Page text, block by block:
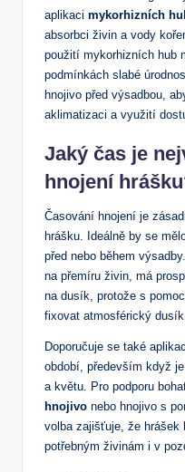
aplikaci mykorhizních
absorbci živin a vody
použití mykorhizních hub
podmínkách slabé
hnojivo před výsadbou,
aklimatizaci a využití
Jaký čas je
hnojení
Časování hnojení je
hrášku. Ideálně by se
před nebo během
na přemíru živin, má
na dusík, protože s
fixovat atmosférický dusík.
Doporučuje se také
období, především když
a květu. Pro podporu
hnojivo nebo hnojivo s
volba zajišťuje, že hrášek
potřebným živinám i v